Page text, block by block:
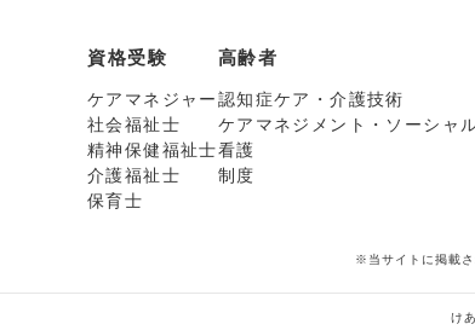
資格受験
ケアマネジャー
社会福祉士
精神保健福祉士
介護福祉士
保育士
高齢者
認知症ケア・介護技術
ケアマネジメント・ソーシャ
看護
制度
※当サイトに掲載さ
け